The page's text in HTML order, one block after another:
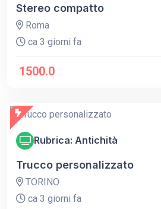
Stereo compatto
Roma
ca 3 giorni fa
1500.0
Rubrica: Antichità
Trucco personalizzato
TORINO
ca 3 giorni fa